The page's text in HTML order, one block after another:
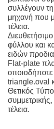
συλλέγουν
μηχανή που
τέλεια.
φύλλου και
ειδών
Flat-plate
triangle.oval
Θετικός
τέλεια.